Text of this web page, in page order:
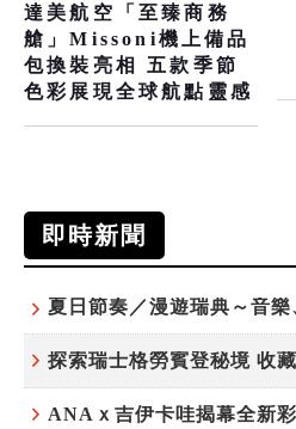
達美航空「至臻商務
艙」Missoni機上備品
包換裝亮相 五款季節
色彩展現全球航點靈感
即時新聞